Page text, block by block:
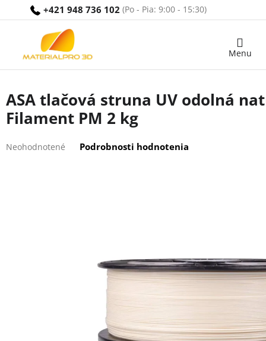
+421 948 736 102
Nákupný
ASA tlačová struna UV odolná
Filament PM 2 kg
hodnotenie
Neohodnotené Podrobnosti hodnotenia